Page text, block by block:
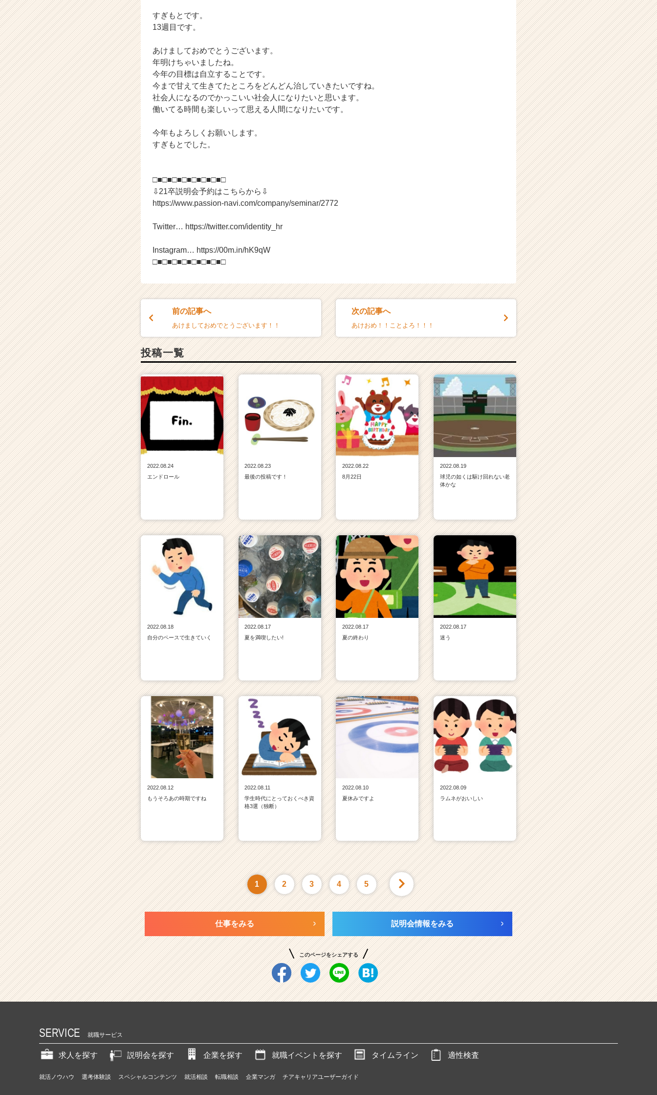
すぎもとです。
13週目です。
あけましておめでとうございます。
年明けちゃいましたね。
今年の目標は自立することです。
今まで甘えて生きてたところをどんどん治していきたいですね。
社会人になるのでかっこいい社会人になりたいと思います。
働いてる時間も楽しいって思える人間になりたいです。
今年もよろしくお願いします。
すぎもとでした。
□■□■□■□■□■□■□■□
⇩21卒説明会予約はこちらから⇩
https://www.passion-navi.com/company/seminar/2772
Twitter… https://twitter.com/identity_hr
Instagram… https://00m.in/hK9qW
□■□■□■□■□■□■□■□
前の記事へ
あけましておめでとうございます！！
次の記事へ
あけおめ！！ことよろ！！！
投稿一覧
2022.08.24
エンドロール
2022.08.23
最後の投稿です！
2022.08.22
8月22日
2022.08.19
球児の如くは駆け回れない老
体かな
2022.08.18
自分のペースで生きていく
2022.08.17
夏を満喫したい!
2022.08.17
夏の終わり
2022.08.17
迷う
2022.08.12
もうそろあの時期ですね
2022.08.11
学生時代にとっておくべき資
格3選（独断）
2022.08.10
夏休みですよ
2022.08.09
ラムネがおいしい
1 2 3 4 5
仕事をみる 説明会情報をみる
このページをシェアする
SERVICE 就職サービス
求人を探す 説明会を探す 企業を探す 就職イベントを探す タイムライン 適性検査
就活ノウハウ 選考体験談 スペシャルコンテンツ 就活相談 転職相談 企業マンガ チアキャリアユーザーガイド